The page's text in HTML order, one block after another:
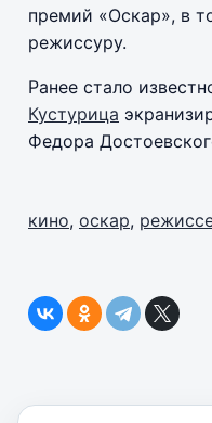
премий «Оскар», в
режиссуру.
Ранее стало
Кустурица
Федора
кино, оскар,